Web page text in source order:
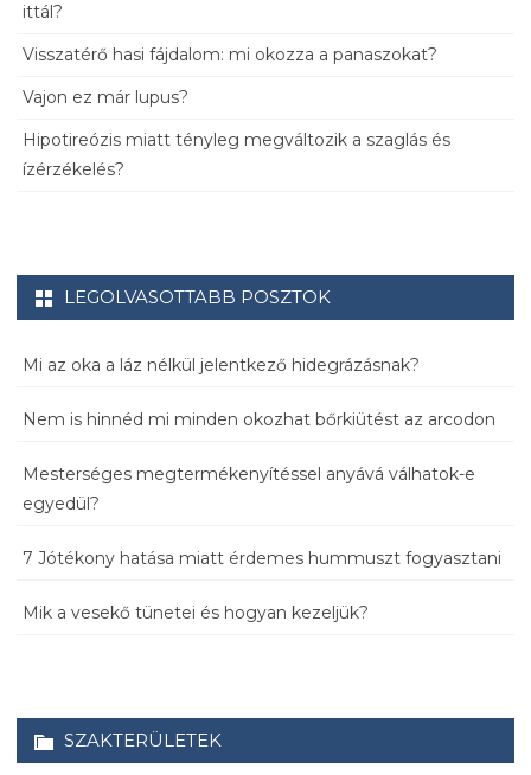
ittál?
Visszatérő hasi fájdalom: mi okozza a panaszokat?
Vajon ez már lupus?
Hipotireózis miatt tényleg megváltozik a szaglás és
ízérzékelés?
LEGOLVASOTTABB POSZTOK
Mi az oka a láz nélkül jelentkező hidegrázásnak?
Nem is hinnéd mi minden okozhat bőrkiütést az arcodon
Mesterséges megtermékenyítéssel anyává válhatok-e
egyedül?
7 Jótékony hatása miatt érdemes hummuszt fogyasztani
Mik a vesekő tünetei és hogyan kezeljük?
SZAKTERÜLETEK